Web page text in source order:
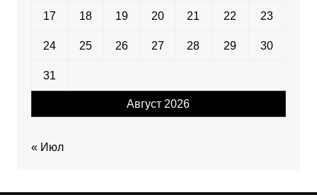
Август 2026
17 18 19 20 21 22 23
24 25 26 27 28 29 30
31
« Июл